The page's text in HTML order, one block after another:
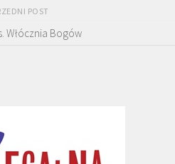
POST
Włócznia Bogów